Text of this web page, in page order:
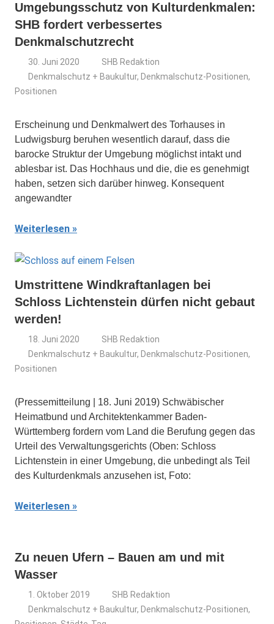
Umgebungsschutz von Kulturdenkmalen:
SHB fordert verbessertes
Denkmalschutzrecht
30. Juni 2020
SHB Redaktion
Denkmalschutz + Baukultur, Denkmalschutz-Positionen,
Positionen
Erscheinung und Denkmalwert des Torhauses in
Ludwigsburg beruhen wesentlich darauf, dass die
barocke Struktur der Umgebung möglichst intakt und
ablesbar ist. Das Hochhaus und die, die es genehmigt
haben, setzen sich darüber hin­weg. Konsequent
angewandter
Weiterlesen
Umstrittene Windkraftanlagen bei
Schloss Lichtenstein dürfen nicht gebaut
werden!
18. Juni 2020
SHB Redaktion
Denkmalschutz + Baukultur, Denkmalschutz-Positionen,
Positionen
(Pressemitteilung | 18. Juni 2019) Schwäbischer
Heimatbund und Architektenkammer Baden-
Württemberg fordern vom Land die Berufung gegen das
Urteil des Verwaltungsgerichts (Oben: Schloss
Lichtenstein in einer Umgebung, die unbedingt als Teil
des Kulturdenkmals anzusehen ist, Foto:
Weiterlesen
Zu neuen Ufern – Bauen am und mit
Wasser
1. Oktober 2019
SHB Redaktion
Denkmalschutz + Baukultur, Denkmalschutz-Positionen,